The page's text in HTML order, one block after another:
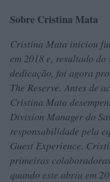
Sobre Cristina Mata
Cristina Mata iniciou
em 2018 e, resultado
dedicação, foi agora
The Reserve. Antes de
Cristina Mata
Division Manager do
responsabilidade pela
Guest Experience.
primeiras
quando este abriu em